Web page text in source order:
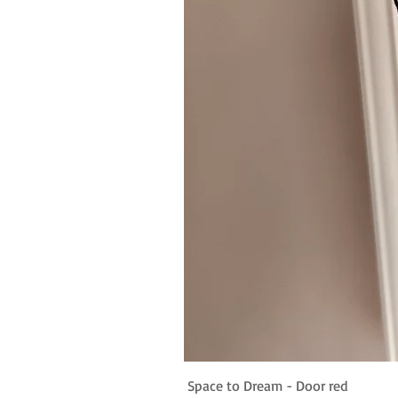
Space to Dream - Door red